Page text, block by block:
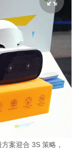
案迎合 3S 策略，